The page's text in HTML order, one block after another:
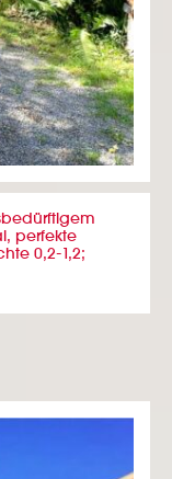
perfekte
0,2-1,2;